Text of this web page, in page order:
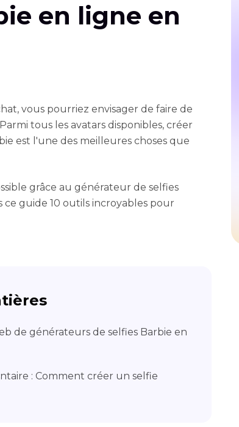
en ligne en
vous pourriez envisager de faire de
tous les avatars disponibles, créer
est l'une des meilleures choses que
grâce au générateur de selfies
ce guide 10 outils incroyables pour
de générateurs de selfies Barbie en
: Comment créer un selfie